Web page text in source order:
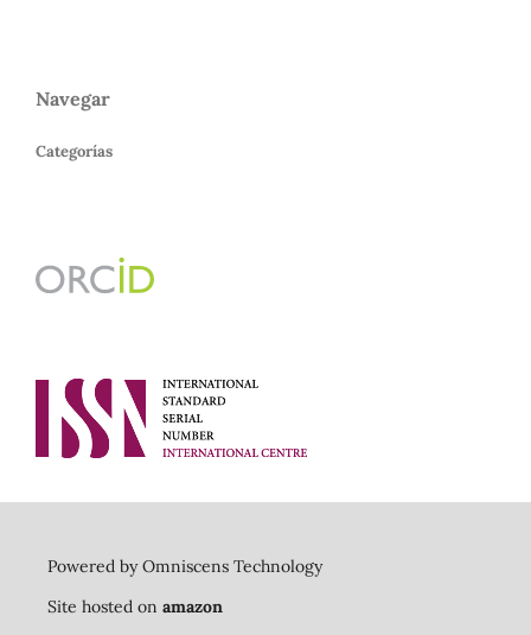
Navegar
Categorías
Powered by Omniscens Technology
Site hosted on amazon